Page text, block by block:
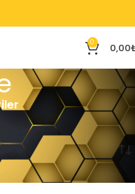
0 0,00
tümü gösteriliyor
Tekstil